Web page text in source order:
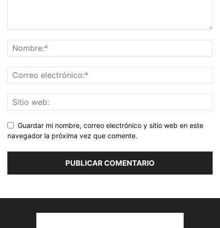
Guardar mi nombre, correo electrónico y sitio web en este
navegador la próxima vez que comente.